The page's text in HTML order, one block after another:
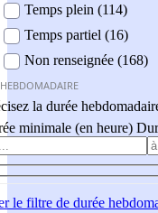
Temps plein (114)
Temps partiel (16)
Non renseignée (168)
la durée
minimale (en heure)
le filtre de durée